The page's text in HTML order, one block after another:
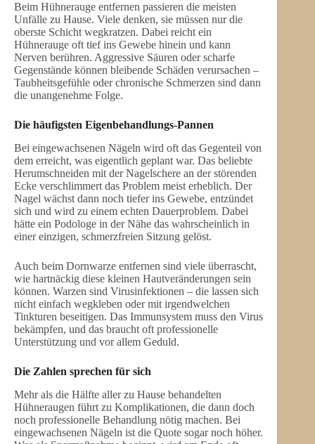
Beim Hühnerauge entfernen passieren die meisten
Unfälle zu Hause. Viele denken, sie müssen nur die
oberste Schicht wegkratzen. Dabei reicht ein
Hühnerauge oft tief ins Gewebe hinein und kann
Nerven berühren. Aggressive Säuren oder scharfe
Gegenstände können bleibende Schäden verursachen –
Taubheitsgefühle oder chronische Schmerzen sind dann
die unangenehme Folge.
Die häufigsten Eigenbehandlungs-Pannen
Bei eingewachsenen Nägeln wird oft das Gegenteil von
dem erreicht, was eigentlich geplant war. Das beliebte
Herumschneiden mit der Nagelschere an der störenden
Ecke verschlimmert das Problem meist erheblich. Der
Nagel wächst dann noch tiefer ins Gewebe, entzündet
sich und wird zu einem echten Dauerproblem. Dabei
hätte ein Podologe in der Nähe das wahrscheinlich in
einer einzigen, schmerzfreien Sitzung gelöst.
Auch beim Dornwarze entfernen sind viele überrascht,
wie hartnäckig diese kleinen Hautveränderungen sein
können. Warzen sind Virusinfektionen – die lassen sich
nicht einfach wegkleben oder mit irgendwelchen
Tinkturen beseitigen. Das Immunsystem muss den Virus
bekämpfen, und das braucht oft professionelle
Unterstützung und vor allem Geduld.
Die Zahlen sprechen für sich
Mehr als die Hälfte aller zu Hause behandelten
Hühneraugen führt zu Komplikationen, die dann doch
noch professionelle Behandlung nötig machen. Bei
eingewachsenen Nägeln ist die Quote sogar noch höher.